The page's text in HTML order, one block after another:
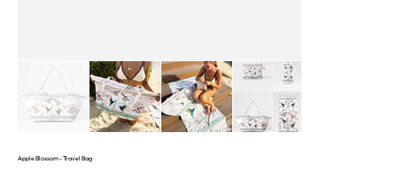
Apple Blossom - Travel Bag